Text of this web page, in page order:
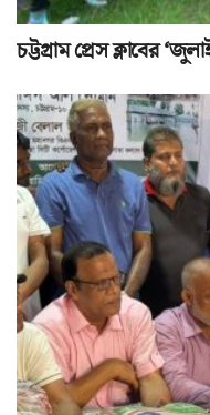
চট্টগ্রাম প্রেস ক্লাবের